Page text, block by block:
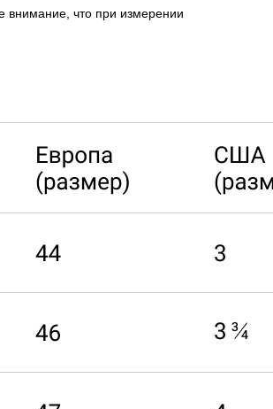
внимание, что при измерении